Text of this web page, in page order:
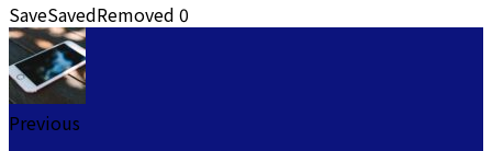
SaveSavedRemoved 0
Previous